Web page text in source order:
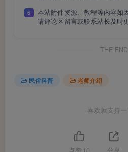
香渐渐透了出来，甜而不腻，温
一边说起这款茶当年采摘时的天
还有从深圳专程赶来的，平日里
而然地就从茶本身，流淌到了更
茶在全球的传播，聊到文化如何
根。原来在座诸君中，竟有好几
有人做过中法文化交流项目，有
6
本站附件资源、教程等内容如
请评论区留言或联系站长及时更
THE END
民俗科普 老师介绍
喜欢就支持